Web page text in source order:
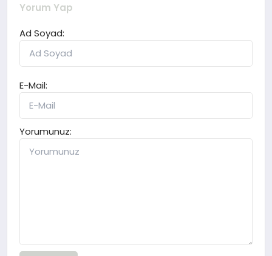
Yorum Yap
Ad Soyad:
E-Mail:
Yorumunuz: